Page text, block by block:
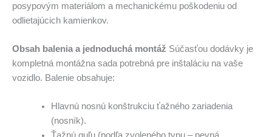
posypovým materiálom a mechanickému poškodeniu od
odlietajúcich kamienkov.
Obsah balenia a jednoduchá montáž Súčasťou dodávky je
kompletná montážna sada potrebná pre inštaláciu na vaše
vozidlo. Balenie obsahuje:
Hlavnú nosnú konštrukciu ťažného zariadenia
(nosník).